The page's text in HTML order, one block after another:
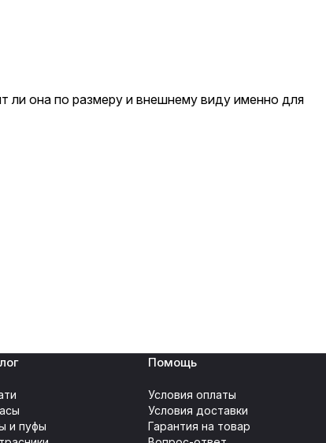
ли она по размеру и внешнему виду именно для
и пуфы
Помощь
Условия оплаты
Условия доставки
Гарантия на товар